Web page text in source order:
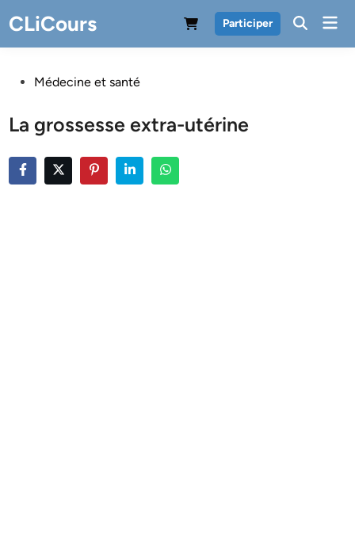
to
content
CLiCours Participer
PostedMédecine et santé
La grossesse extra-utérine